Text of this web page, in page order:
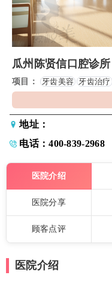
瓜州陈贤信口腔诊所
项目： 牙齿美容 牙齿治疗
地址：
电话：400-839-2968
医院介绍
医院分享
顾客点评
医院介绍